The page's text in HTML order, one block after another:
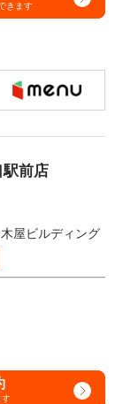
きます
駅前店
屋ビルディング
す